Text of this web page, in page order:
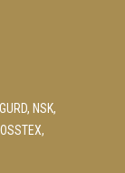
, NSK,
,